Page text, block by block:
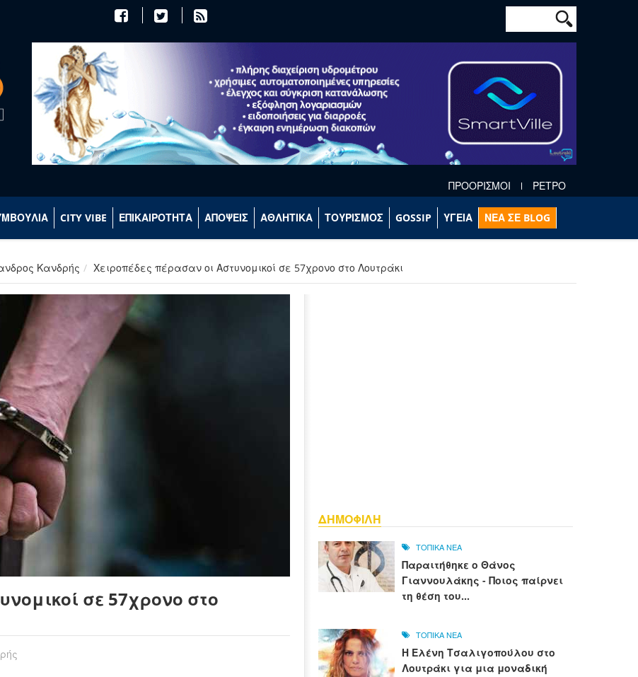
Φόρμα
Αναζήτηση
ΠΡΟΟΡΙΣΜΟΙ ΡΕΤΡΟ
CITY VIBE ΕΠΙΚΑΙΡΟΤΗΤΑ ΑΠΟΨΕΙΣ ΑΘΛΗΤΙΚΑ ΤΟΥΡΙΣΜΟΣ GOSSIP ΥΓΕΙΑ ΝΕΑ ΣΕ BLOG
Κανδρής Χειροπέδες πέρασαν οι Αστυνομικοί σε 57χρονο στο Λουτράκι
σε 57χρονο στο
ΔΗΜΟΦΙΛΗ
ΤΟΠΙΚΑ ΝΕΑ
Παραιτήθηκε ο Θάνος
Γιαννουλάκης - Ποιος παίρνει
τη θέση του...
ΤΟΠΙΚΑ ΝΕΑ
Η Ελένη Τσαλιγοπούλου στο
Λουτράκι για μια μοναδική